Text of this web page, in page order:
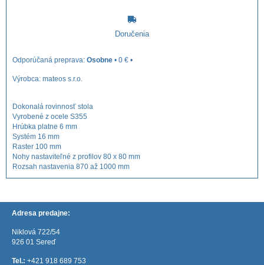
Doručenia
Osobne • 0 € •
Výrobca: mateos s.r.o.
Dokonalá rovinnosť stola
Vyrobené z ocele S355
Hrúbka platne 6 mm
Systém 16 mm
Raster 100 mm
Nohy nastaviteľné z profilov 80 x 80 mm
Rozsah nastavenia 870 až 1000 mm
Adresa predajne:
Niklová 722/54
926 01 Sereď
Tel.: +421 918 689 753